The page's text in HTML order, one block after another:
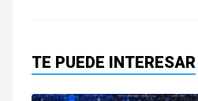
TE PUEDE INTERESAR